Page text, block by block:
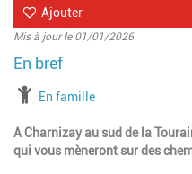
Ajouter
Mis à jour le 01/01/2026
à partir de
En famille
A Charnizay au sud de la
qui vous mèneront sur des